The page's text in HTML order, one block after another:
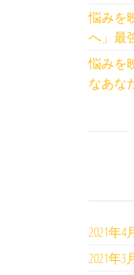
悩みを
へ」最
悩みを
なあな
2021年4
2021年3